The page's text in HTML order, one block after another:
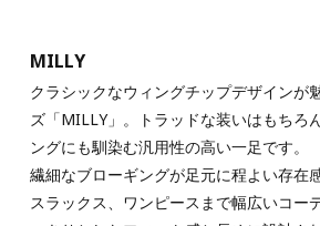
MILLY
クラシックなウィングチップデザインが
ズ「MILLY」。トラッドな装いはもちろ
ングにも馴染む汎用性の高い一足です。
繊細なブローギングが足元に程よい存在
スラックス、ワンピースまで幅広いコー